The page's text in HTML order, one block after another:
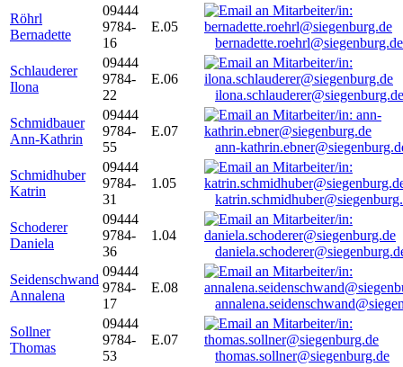
Röhrl
Bernadette
09444
9784-
16
E.05
bernadette.roehrl@siegenburg.de
Schlauderer
Ilona
09444
9784-
22
E.06
ilona.schlauderer@siegenburg.de
Schmidbauer
Ann-Kathrin
09444
9784-
55
E.07
ann-
Schmidhuber
Katrin
09444
9784-
31
1.05
Schoderer
Daniela
09444
9784-
36
1.04
Seidenschwand
Annalena
09444
9784-
17
E.08
Sollner
Thomas
09444
9784-
53
E.07
thomas.sollner@siegenburg.de